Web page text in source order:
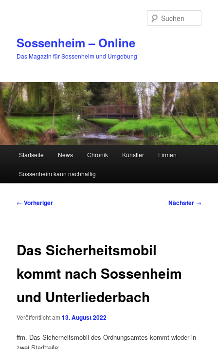
Sossenheim – Online
Das Magazin für Sossenheim und Umgebung
Startseite News Chronik Künstler Firmen
Sossenheim kann nachhaltig
Beitragsnavigation
← Vorheriger Nächster →
Das Sicherheitsmobil
kommt nach Sossenheim
und Unterliederbach
Veröffentlicht am13. August 2022
ffm. Das Sicherheitsmobil des Ordnungsamtes kommt wieder in